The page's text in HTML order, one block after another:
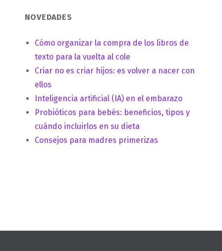
NOVEDADES
Cómo organizar la compra de los libros de
texto para la vuelta al cole
Criar no es criar hijos: es volver a nacer con
ellos
Inteligencia artificial (IA) en el embarazo
Probióticos para bebés: beneficios, tipos y
cuándo incluirlos en su dieta
Consejos para madres primerizas